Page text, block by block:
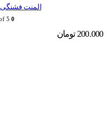
المنت فشنگی
0
200.000 تومان